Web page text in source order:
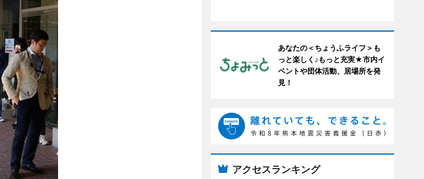
あなたの＜ちょうふライフ＞も
っと楽しく♪もっと充実★市内イ
ベントや団体活動、居場所を発
見！
アクセスランキング